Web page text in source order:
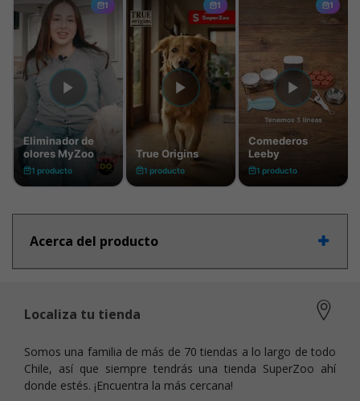
Acerca del producto
Localiza tu tienda
Somos una familia de más de 70 tiendas a lo largo de todo
Chile, así que siempre tendrás una tienda SuperZoo ahí
donde estés. ¡Encuentra la más cercana!